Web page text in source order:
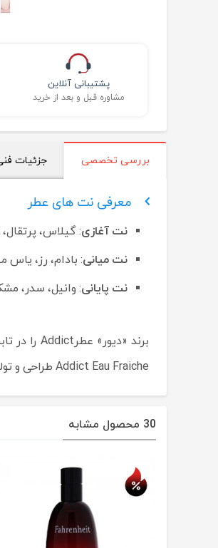
پشتیبانی آنلاین
مشاوره قبل و بعد از خرید
بررسی تخصصی جزئیات
معرفی نت های عطر
نت آغازی: گیلاس،
نت میانی: بادام، رز،
نت پایانی: وانیل، سدر،
Addict Eau Fraiche طراحی و تولید گردید. این عطر توسط عطرساز برجسته Francois Demachy طراحی شده است. چهره ی کمپین تبلیغاتی این عطر Daphne Groeneveld است.
30 محصول مشابه
حراج